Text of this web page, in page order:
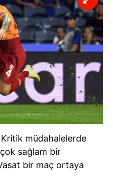
Kritik müdahalelerde
sağlam bir
bir maç ortaya